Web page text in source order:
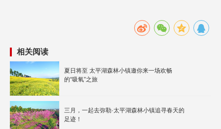
相关阅读
夏日将至 太平湖森林小镇邀你来一场欢畅
的“吸氧”之旅
三月，一起去弥勒·太平湖森林小镇追寻春天的
足迹！